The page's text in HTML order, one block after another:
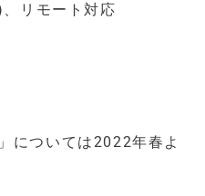
リモート対応
については2022年春よ